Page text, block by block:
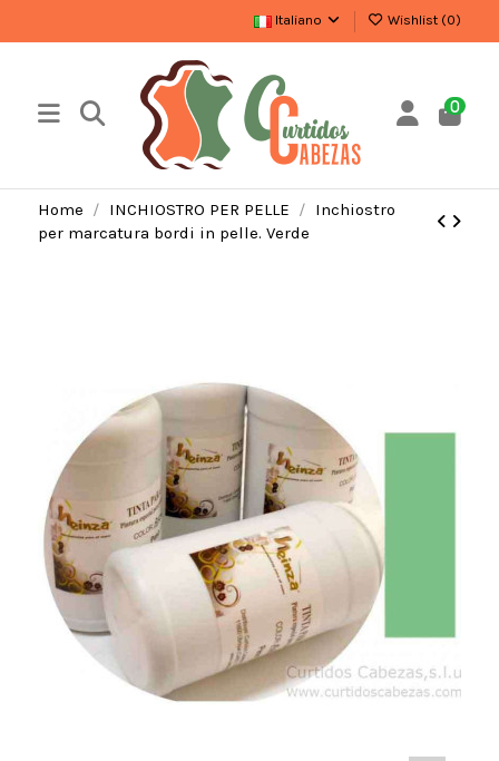
Italiano Wishlist (0)
0
Home INCHIOSTRO PER PELLE
Inchiostro
per marcatura bordi in pelle. Verde